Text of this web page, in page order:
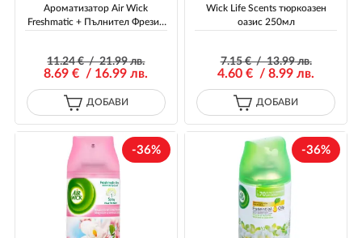
Ароматизатор Air Wick
Freshmatic + Пълнител Фрезия
11.24€ / 21.99лв.
8.69 € / 16.99 лв.
ДОБАВИ
Wick Life Scents тюркоазен
оазис 250мл
7.15€ / 13.99лв.
4.60 € / 8.99 лв.
ДОБАВИ
-36% -36%